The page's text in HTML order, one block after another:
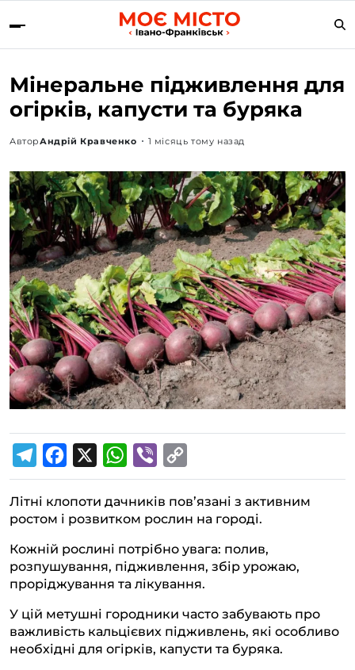
Мінеральне підживлення для
огірків, капусти та буряка
АвторАндрій Кравченко 1 місяць тому назад
e
l
e
g
r
m
a
c
e
b
o
k
W
h
a
t
s
A
p
i
b
e
r
o
p
y
L
i
k
Літні клопоти дачників пов’язані з активним
ростом і розвитком рослин на городі.
Кожній рослині потрібно увага: полив,
розпушування, підживлення, збір урожаю,
проріджування та лікування.
У цій метушні городники часто забувають про
важливість кальцієвих підживлень, які особливо
необхідні для огірків, капусти та буряка.